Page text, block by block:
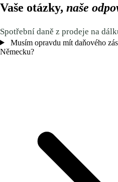
Vaše otázky, naše
Spotřební daně z prodeje na
Musím opravdu mít daňového
Německu?